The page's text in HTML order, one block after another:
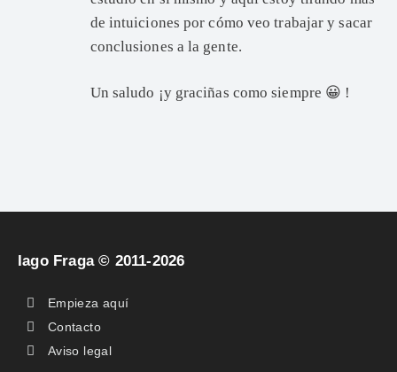
de intuiciones por cómo veo trabajar y sacar
conclusiones a la gente.
Un saludo ¡y graciñas como siempre 😀 !
Iago Fraga © 2011-2026
Empieza aquí
Contacto
Aviso legal